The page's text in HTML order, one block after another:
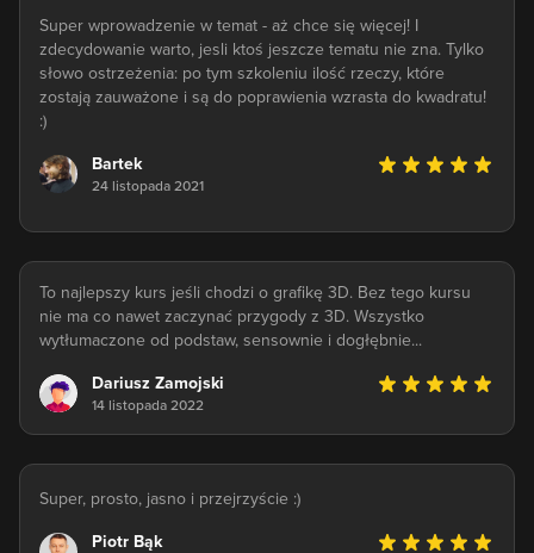
Super wprowadzenie w temat - aż chce się więcej! I
zdecydowanie warto, jesli ktoś jeszcze tematu nie zna. Tylko
słowo ostrzeżenia: po tym szkoleniu ilość rzeczy, które
zostają zauważone i są do poprawienia wzrasta do kwadratu!
:)
Bartek
24 listopada 2021
To najlepszy kurs jeśli chodzi o grafikę 3D. Bez tego kursu
nie ma co nawet zaczynać przygody z 3D. Wszystko
wytłumaczone od podstaw, sensownie i dogłębnie...
Dariusz Zamojski
14 listopada 2022
Super, prosto, jasno i przejrzyście :)
Piotr Bąk